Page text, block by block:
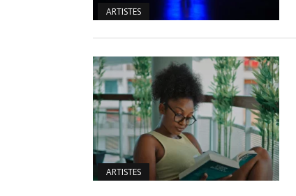
ARTISTES
ARTISTES